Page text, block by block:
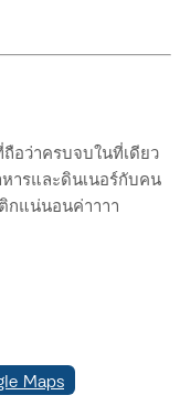
อว่าครบจบในที่เดียว
ารและดินเนอร์กับคน
ิกแน่นอนค่าาาา
Maps